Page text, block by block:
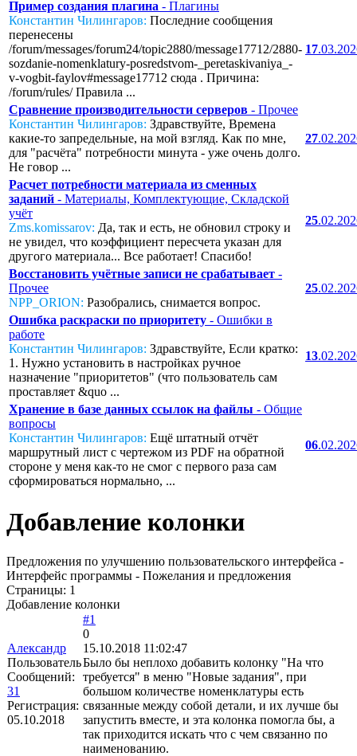
Пример создания плагина - Плагины
Константин Чилингаров: Последние сообщения
перенесены
/forum/messages/forum24/topic2880/message17712/2880-
sozdanie-nomenklatury-posredstvom-_peretaskivaniya_-
v-vogbit-faylov#message17712 сюда . Причина:
/forum/rules/ Правила ...
17
Сравнение производительности серверов - Прочее
Константин Чилингаров: Здравствуйте, Времена
какие-то запредельные, на мой взгляд. Как по мне,
для "расчёта" потребности минута - уже очень долго.
Не говор ...
27
Расчет потребности материала из сменных
заданий - Материалы, Комплектующие, Складской
учёт
Zms.komissarov: Да, так и есть, не обновил строку и
не увидел, что коэффициент пересчета указан для
другого материала... Все работает! Спасибо!
25
Восстановить учётные записи не срабатывает -
Прочее
NPP_ORION: Разобрались, снимается вопрос.
25
Ошибка раскраски по приоритету - Ошибки в
работе
Константин Чилингаров: Здравствуйте, Если кратко:
1. Нужно установить в настройках ручное
назначение "приоритетов" (что пользователь сам
проставляет &quo ...
13
Хранение в базе данных ссылок на файлы - Общие
вопросы
Константин Чилингаров: Ещё штатный отчёт
маршрутный лист с чертежом из PDF на обратной
стороне у меня как-то не смог с первого раза сам
сформироваться нормально, ...
06
Добавление колонки
Предложения по улучшению пользовательского интерфейса -
Интерфейс программы - Пожелания и предложения
Страницы: 1
Добавление колонки
Александр
Пользователь
Сообщений:
31
Регистрация:
05.10.2018
#1
0
15.10.2018 11:02:47
Было бы неплохо добавить колонку "На что
требуется" в меню "Новые задания", при
большом количестве номенклатуры есть
связанные между собой детали, и их лучше бы
запустить вместе, и эта колонка помогла бы, а
так приходится искать что с чем связанно по
наименованию.